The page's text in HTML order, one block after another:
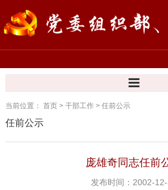
当前位置： 首页> 干部工作> 任前公示
任前公示
庞雄奇同志任前
发布时间：2002-